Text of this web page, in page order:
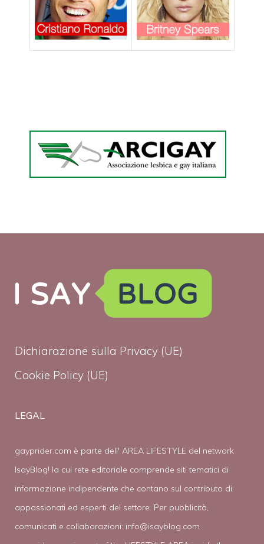
Dichiarazione sulla Privacy (UE)
Cookie Policy (UE)
LEGAL
gayprider.com è parte dell' AREA LIFESTYLE del network
IsayBlog! la cui rete editoriale comprende siti tematici di
informazione indipendente che contano sul contributo di
appassionati ed esperti del settore. Per pubblicità,
comunicati e collaborazioni: info@isayblog.com